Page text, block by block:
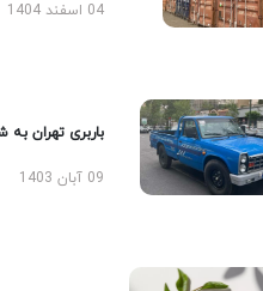
04 اسفند 1404
باربری تهران به
09 آبان 1403